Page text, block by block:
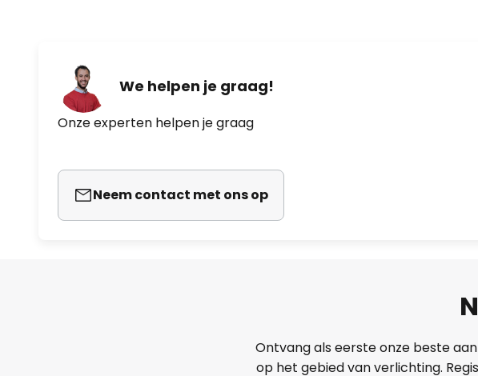
We helpen je graag!
Onze experten helpen je graag
Neem contact met ons op
Ontvang als eerste onze beste
op het gebied van verlichting.